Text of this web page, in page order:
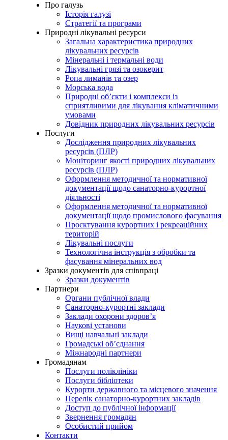
Про галузь
Історія галузі
Стратегії та програми
Природні лікувальні ресурси
Загальна характеристика природних
лікувальних ресурсів
Мінеральні і термальні води
Лікувальні грязі та озокерит
Ропа лиманів та озер
Морська вода
Природні об’єкти і комплекси із
сприятливими для лікування кліматичними
умовами
Довідник природних лікувальних ресурсів
Послуги
Дослідження природних лікувальних
ресурсів (ПЛР)
Моніторинг якості природних лікувальних
ресурсів (ПЛР)
Оформлення методичної та нормативної
документації щодо санаторно-курортної
діяльності
Оформлення методичної та нормативної
документації щодо промислового фасування
Проєктування курортних і рекреаційних
територій
Лікувальні послуги
Технологічна інструкція з обробки та
фасування мінеральних вод
Зразки документів для співпраці
Зразки документів
Партнери
Органи публічної влади
Санаторно-курортні заклади
Заклади охорони здоров’я
Наукові установи
Вищі навчальні заклади
Громадські об’єднання
Міжнародні партнери
Громадянам
Послуги поліклініки
Послуги бібліотеки
Курорти державного та місцевого значення
Перелік санаторно-курортних закладів
Доступ до публічної інформації
Звернення громадян
Особистий прийом
Контакти